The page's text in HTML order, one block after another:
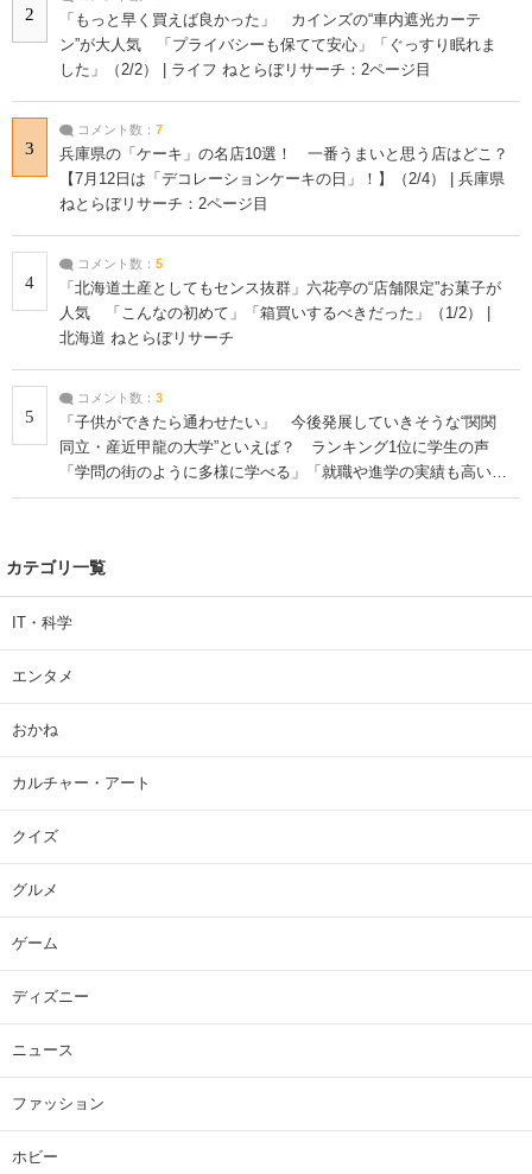
2
「もっと早く買えば良かった」 カインズの“車内遮光カーテ
ン”が大人気 「プライバシーも保てて安心」「ぐっすり眠れま
した」（2/2） | ライフ ねとらぼリサーチ：2ページ目
3
コメント数： 7
兵庫県の「ケーキ」の名店10選！ 一番うまいと思う店はどこ？
【7月12日は「デコレーションケーキの日」！】（2/4） | 兵庫県
ねとらぼリサーチ：2ページ目
4
コメント数： 5
「北海道土産としてもセンス抜群」六花亭の“店舗限定”お菓子が
人気 「こんなの初めて」「箱買いするべきだった」（1/2） |
北海道 ねとらぼリサーチ
5
コメント数： 3
「子供ができたら通わせたい」 今後発展していきそうな“関関
同立・産近甲龍の大学”といえば？ ランキング1位に学生の声
「学問の街のように多様に学べる」「就職や進学の実績も高い」
| 大学 ねとらぼリサーチ
カテゴリ一覧
IT・科学
エンタメ
おかね
カルチャー・アート
クイズ
グルメ
ゲーム
ディズニー
ニュース
ファッション
ホビー